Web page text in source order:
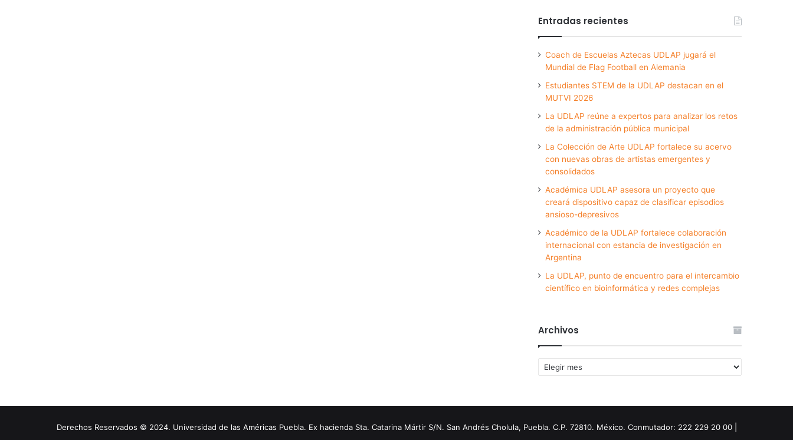
Entradas recientes
Coach de Escuelas Aztecas UDLAP jugará el
Mundial de Flag Football en Alemania
Estudiantes STEM de la UDLAP destacan en el
MUTVI 2026
La UDLAP reúne a expertos para analizar los retos
de la administración pública municipal
La Colección de Arte UDLAP fortalece su acervo
con nuevas obras de artistas emergentes y
consolidados
Académica UDLAP asesora un proyecto que
creará dispositivo capaz de clasificar episodios
ansioso-depresivos
Académico de la UDLAP fortalece colaboración
internacional con estancia de investigación en
Argentina
La UDLAP, punto de encuentro para el intercambio
científico en bioinformática y redes complejas
Archivos
Archivos
Derechos Reservados © 2024. Universidad de las Américas Puebla. Ex hacienda Sta. Catarina Mártir S/N. San Andrés Cholula, Puebla. C.P. 72810. México. Conmutador: 222 229 20 00 |